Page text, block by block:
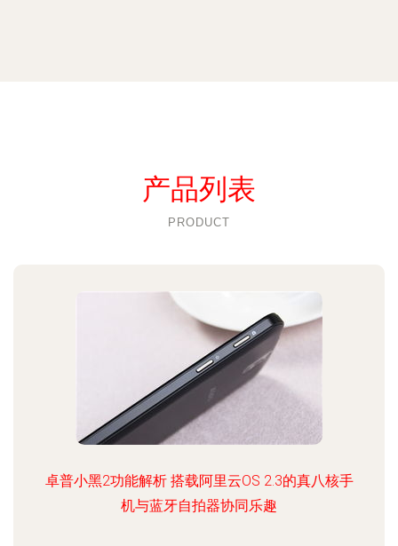
产品列表
PRODUCT
卓普小黑2功能解析 搭载阿里云OS 2.3的真八核手
机与蓝牙自拍器协同乐趣